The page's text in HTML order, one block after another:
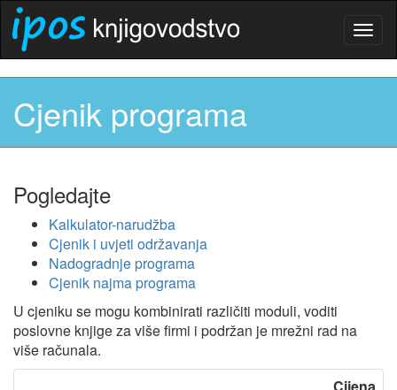
Cjenik programa
Pogledajte
Kalkulator-narudžba
Cjenik i uvjeti održavanja
Nadogradnje programa
Cjenik najma programa
U cjeniku se mogu kombinirati različiti moduli, voditi
poslovne knjige za više firmi i podržan je mrežni rad na
više računala.